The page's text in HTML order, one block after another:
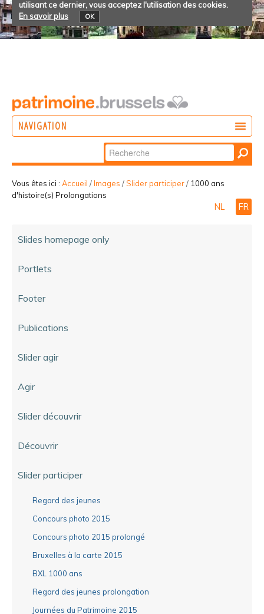
utilisant ce dernier, vous acceptez l'utilisation des cookies.
En savoir plus
OK
NAVIGATION
PARTICIPER
Chercher par
Recherche
avancée…
Vous êtes ici : Accueil /Images /Slider participer/ 1000 ans
d'histoire(s) Prolongations
NL FR
Slides homepage only
Portlets
Footer
Publications
Slider agir
Agir
Slider découvrir
Découvrir
Slider participer
Regard des jeunes
Concours photo 2015
Concours photo 2015 prolongé
Bruxelles à la carte 2015
BXL 1000 ans
Regard des jeunes prolongation
Journées du Patrimoine 2015